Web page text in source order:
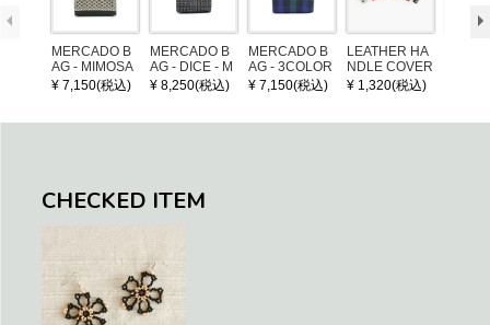
MERCADO B
AG - MIMOSA
- Black / Crea
¥ 7,150(税込)
MERCADO B
AG - DICE - M
OSAIC - Black
¥ 8,250(税込)
MERCADO B
AG - 3COLOR
S CHECK - Bl
¥ 7,150(税込)
LEATHER HA
NDLE COVER
¥ 1,320(税込)
CHECKED ITEM